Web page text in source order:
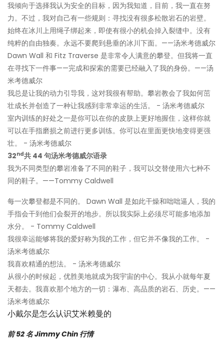
我倾向于选择我认为安全的目标，因为我知道，目前，我一直在努
力。不过，我对自己有一些规则：寻找没有很多松散岩石的岩壁。
始终在冰川上用绳子绑起来，即使有很小的机会掉入裂缝中。没有
纯粹的自由独奏。永远不要爬到悬垂的冰川下面。——汤米考德威尔
Dawn Wall 和 Fitz Traverse 是非常令人满意的攀登。但我将一直
在寻找下一件事——完成和探索的需要已经融入了我的身份。——汤
米考德威尔
我总是让我的动力引导我，这对我很有帮助。攀岩教会了我如何茁
壮成长并创造了一种让我感到非常幸运的生活。 - 汤米考德威尔
室内训练的好处之一是你可以在你的皮肤上更好地握住，这样你就
可以在手指磨损之前进行更多训练。你可以在里面更快地变得更强
壮。 - 汤米考德威尔
32nd共 44 句汤米考德威尔语录
我为不同类型的攀岩准备了不同的鞋子，我可以交替使用六七种不
同的鞋子。——Tommy Caldwell
每一次攀登都是不同的。 Dawn Wall 是如此干燥和咄咄逼人，我的
手指会干到他们会裂开的地步。所以我实际上必须尽可能多地添加
水分。 - Tommy Caldwell
我很幸运能够将我的爱好称为我的工作，但它并不像我的工作。 -
汤米考德威尔
我喜欢精通的想法。 - 汤米考德威尔
从很小的时候起，优胜美地就成为我宇宙的中心。我从小就每年夏
天都去。我喜欢那个地方的一切：瀑布、高品质的岩石、历史。——
汤米考德威尔
小戴尔是怎么认识艾米赖曼的
前 52 名 Jimmy Chin 行情